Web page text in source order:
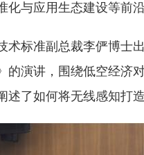
化与应用生态建设等前
术标准副总裁李俨博士
的演讲，围绕低空经济
述了如何将无线感知打